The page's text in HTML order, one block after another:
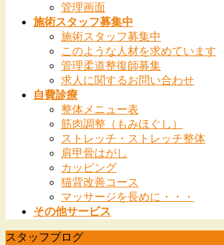
管理画面
施術スタッフ募集中
施術スタッフ募集中
このような人材を求めています
管理柔道整復師募集
求人に関するお問い合わせ
自費診療
整体メニュー表
筋肉調整（もみほぐし）
ストレッチ・ストレッチ整体
肩甲骨はがし
カッピング
猫背改善コース
マッサージを長めに・・・
その他サービス
スタッフブログ